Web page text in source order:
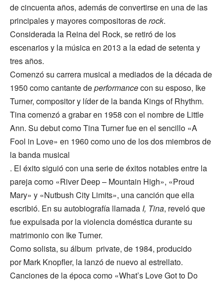
de cincuenta años, además de convertirse en una de las
principales y mayores compositoras derock.
Considerada la Reina del Rock, se retiró de los
escenarios y la música en 2013 a la edad de setenta y
tres años.
Comenzó su carrera musical a mediados de la década de
1950 como cantante deperformancecon su esposo, Ike
Turner, compositor y líder de la banda Kings of Rhythm.
Tina comenzó a grabar en 1958 con el nombre de Little
Ann. Su debut como Tina Turner fue en el sencillo «A
Fool in Love» en 1960 como uno de los dos miembros de
la banda musical
. El éxito siguió con una serie de éxitos notables entre la
pareja como «River Deep – Mountain High», «Proud
Mary» y «Nutbush City Limits», una canción que ella
escribió. En su autobiografía llamada I, Tina, reveló que
fue expulsada por la violencia doméstica durante su
matrimonio con Ike Turner.
Como solista, su álbum private, de 1984, producido
por Mark Knopfler, la lanzó de nuevo al estrellato.
Canciones de la época como «What’s Love Got to Do